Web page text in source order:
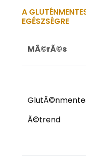
A
EGÉSZSÉGRE
MÃ©rÃ©s
Ã©trend